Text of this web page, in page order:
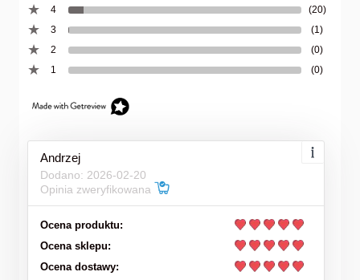
4
(20)
3
(1)
2
(0)
1
(0)
Andrzej
Dodano: 2026-02-20
Opinia zweryfikowana
Ocena produktu:
Ocena sklepu:
Ocena dostawy: